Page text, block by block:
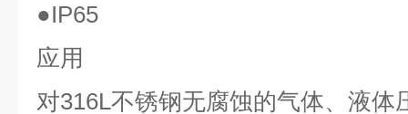
●IP65
应用
对316L不锈钢无腐蚀的气体、液体